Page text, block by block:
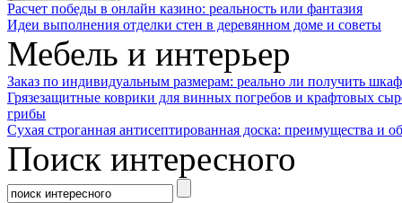
Расчет победы в онлайн казино: реальность или фантазия
Идеи выполнения отделки стен в деревянном доме и советы
Мебель и интерьер
Заказ по индивидуальным размерам: реально ли получить
Грязезащитные коврики для винных погребов и крафтовых
грибы
Сухая строганная антисептированная доска: преимущества и
Поиск интересного